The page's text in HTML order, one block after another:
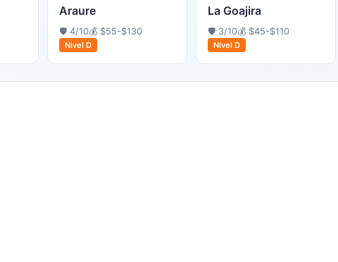
Araure
🛡️ 4/10💰 $55-$130
Nivel D
La Goajira
🛡️ 3/10💰 $45-$110
Nivel D